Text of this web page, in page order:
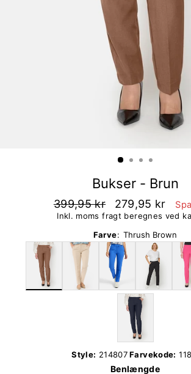
Bukser - Brun
399,95 kr 279,95 kr
Inkl. moms fragt beregnes ved
Farve: Thrush Brown
Style: 214807Farvekode:
Benlængde